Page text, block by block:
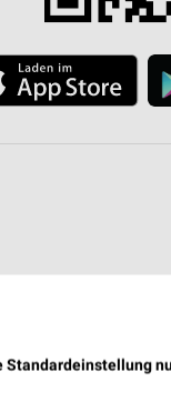
Standardeinstellung